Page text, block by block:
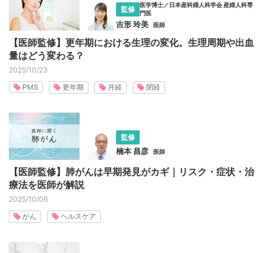
【医師監修】更年期における生理の変化。生理周期や出血
量はどう変わる？
監修
医学博士／日本産科婦人科学会 産婦人科専
門医
吉形 玲美 医師
2025/10/23
PMS
更年期 月経 閉経
【医師監修】肺がんは早期発見がカギ｜リスク・症状・治
療法を医師が解説
監修
楠本 昌彦 医師
2025/10/06
がん
ヘルスケア